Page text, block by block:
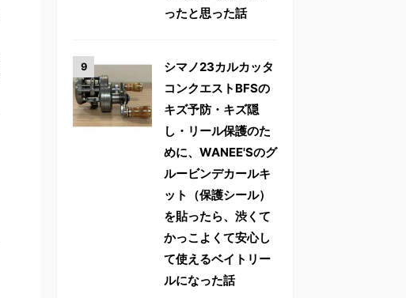
ったと思った話
シマノ23カルカッタ
コンクエストBFSの
キズ予防・キズ隠
し・リール保護のた
めに、WANEE'Sのグ
ルービンデカールキ
ット（保護シール）
を貼ったら、渋くて
かっこよくて安心し
て使えるベイトリー
ルになった話